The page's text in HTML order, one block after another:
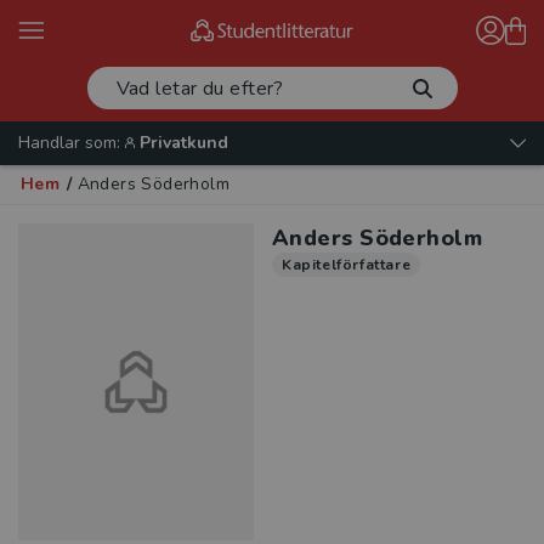
Handlar som:
Privatkund
Hem / Anders Söderholm
Anders Söderholm
Kapitelförfattare